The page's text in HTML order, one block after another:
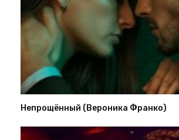
Непрощённый (Вероника Франко)